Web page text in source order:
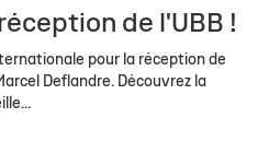
de l'UBB !
pour la réception de
Deflandre. Découvrez la